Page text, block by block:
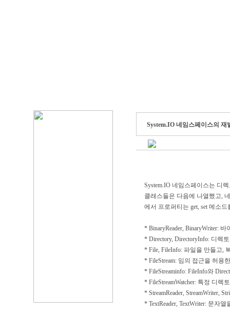
System.IO 네임스페이스의 재
System.IO 네임스페이스는 디
클래스들은 다음에 나열했고,
에서 프로퍼티는 get, set 메소
* BinaryReader, BinaryWriter:
* Directory, DirectoryInfo: 디렉
* File, FileInfo: 파일을 만들고,
* FileStream: 임의 접근을 허용
* FileStreaminfo: FileInfo와
* FileStreamWatcher: 특정 디
* StreamReader, StreamWriter,
* TextReader, TextWriter: 문자